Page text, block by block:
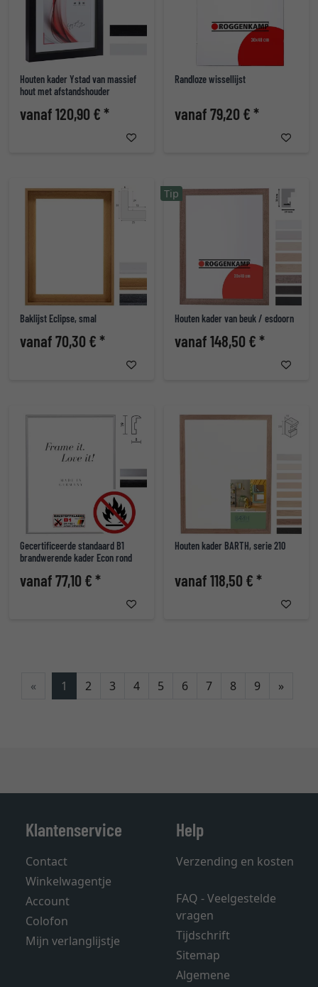
Houten kader Ystad van massief
hout met afstandshouder
vanaf 120,90 € *
Randloze wissellijst
vanaf 79,20 € *
Baklijst Eclipse, smal
vanaf 70,30 € *
Houten kader van beuk / esdoorn
vanaf 148,50 € *
Tip
Gecertificeerde standaard B1
brandwerende kader Econ rond
vanaf 77,10 € *
Houten kader BARTH, serie 210
vanaf 118,50 € *
« 1 2 3 4 5 6 7 8 9 »
Klantenservice
Contact
Winkelwagentje
Account
Colofon
Mijn verlanglijstje
Help
Verzending en kosten
FAQ - Veelgestelde
vragen
Tijdschrift
Sitemap
Algemene